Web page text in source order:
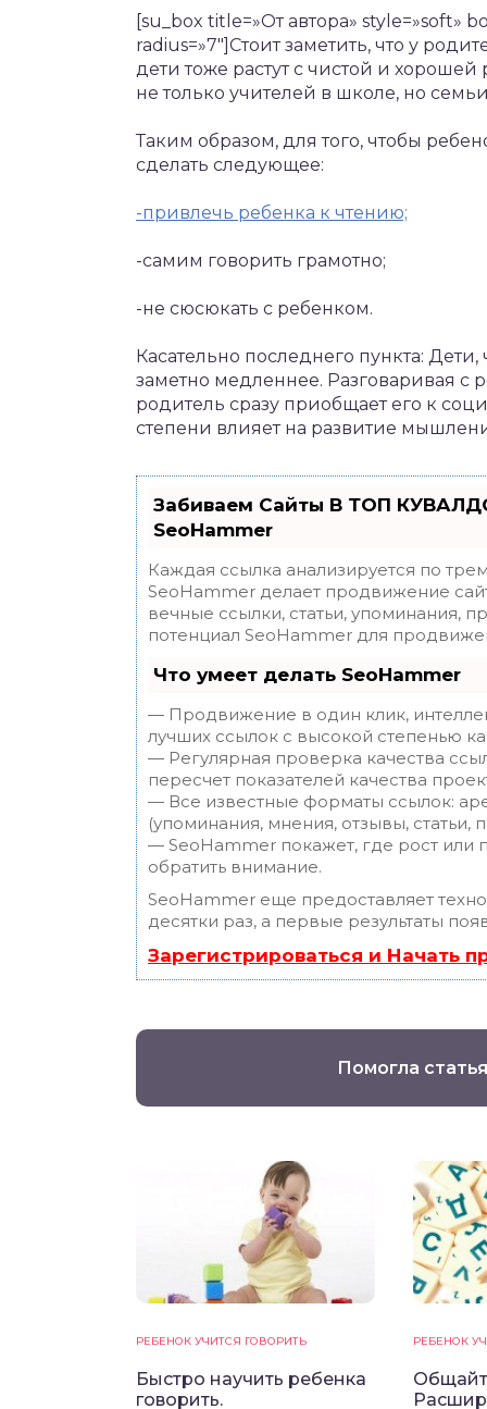
[su_box title=»От автора» style=»soft»
radius=»7″]Стоит заметить, что у
дети тоже растут с чистой и
не только учителей в школе, но
Таким образом, для того, чтобы
сделать следующее:
-привлечь ребенка к чтению;
-самим говорить грамотно;
-не сюсюкать с ребенком.
Касательно последнего пункта:
заметно медленнее. Разговаривая с
родитель сразу приобщает его к
степени влияет на развитие
Забиваем Сайты В ТОП
SeoHammer
Каждая ссылка анализируется по
SeoHammer делает продвижение
вечные ссылки, статьи, упоминания,
потенциал SeoHammer для
Что умеет делать SeoHammer
— Продвижение в один клик,
лучших ссылок с высокой степенью
— Регулярная проверка качества
пересчет показателей качества
— Все известные форматы ссылок:
(упоминания, мнения, отзывы, статьи,
— SeoHammer покажет, где рост или
обратить внимание.
SeoHammer еще предоставляет
десятки раз, а первые результаты
Зарегистрироваться и Начать
Помогла
РЕБЕНОК УЧИТСЯ ГОВОРИТЬ
Быстро научить ребенка
говорить.
РЕБЕНОК